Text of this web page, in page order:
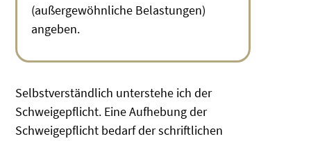
(außergewöhnliche Belastungen)
angeben.
Selbstverständlich unterstehe ich der
Schweigepflicht. Eine Aufhebung der
Schweigepflicht bedarf der schriftlichen